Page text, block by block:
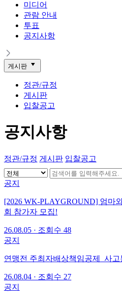
미디어
관람 안내
투표
공지사항
게시판
정관/규정
게시판
입찰공고
공지사항
정관/규정 게시판 입찰공고
공지
[2026 WK-PLAYGROUND] 엄마
회 참가자 모집!
26.08.05 · 조회수 48
공지
연맹전 주최자배상책임공제_사
26.08.04 · 조회수 27
공지